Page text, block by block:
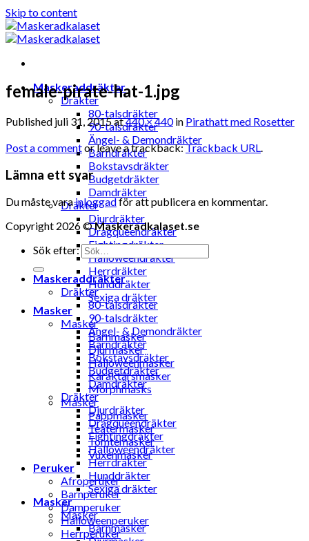
Skip to content
Maskeraddräkter
Dräkter
80-talsdräkter
90-talsdräkter
Ängel- & Demondräkter
Barndräkter
Bokstavsdräkter
Budgetdräkter
Damdräkter
Dräkter
Djurdräkter
Dragqueendräkter
Fightingdräkter
Halloweendräkter
Herrdräkter
Hunddräkter
Sexiga dräkter
Masker
Masker
Barnmasker
Djurmasker
Halloweenmasker
Karaktärsmasker
Morphmasks
Masker
Pappmasker
Teatermasker
Tomtemasker
Vuxenmasker
Peruker
Afroperuker
Barnperuker
Damperuker
Halloweenperuker
Herrperuker
female-pirate-hat-1.jpg
Published juli 31, 2015at440 × 440in Pirathatt med Rosetter
Post a commentor leave a trackback:Trackback URL.
Lämna ett svar
Du måste varainloggadför att publicera en kommentar.
Copyright 2026 ©Maskeradkalaset.se
Sök efter:
Maskeraddräkter
Dräkter
80-talsdräkter
90-talsdräkter
Ängel- & Demondräkter
Barndräkter
Bokstavsdräkter
Budgetdräkter
Damdräkter
Dräkter
Djurdräkter
Dragqueendräkter
Fightingdräkter
Halloweendräkter
Herrdräkter
Hunddräkter
Sexiga dräkter
Masker
Masker
Barnmasker